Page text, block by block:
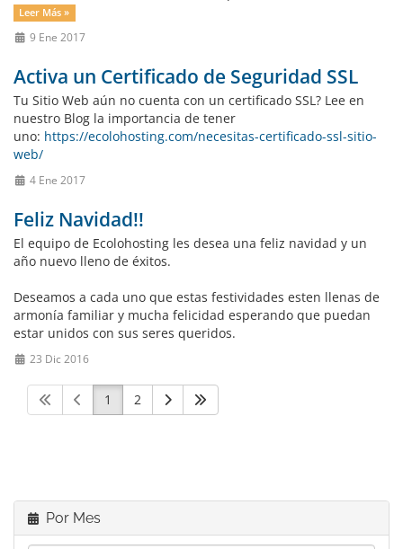
Leer Más »
9 Ene 2017
Activa un Certificado de Seguridad SSL
Tu Sitio Web aún no cuenta con un certificado SSL? Lee en
nuestro Blog la importancia de tener
uno: https://ecolohosting.com/necesitas-certificado-ssl-sitio-
web/
4 Ene 2017
Feliz Navidad!!
El equipo de Ecolohosting les desea una feliz navidad y un
año nuevo lleno de éxitos.
Deseamos a cada uno que estas festividades esten llenas de
armonía familiar y mucha felicidad esperando que puedan
estar unidos con sus seres queridos.
23 Dic 2016
1 2
Por Mes